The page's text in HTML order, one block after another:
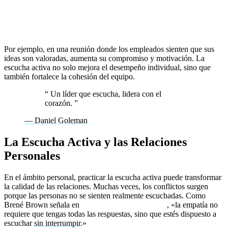
Por ejemplo, en una reunión donde los empleados sienten que sus
ideas son valoradas, aumenta su compromiso y motivación. La
escucha activa no solo mejora el desempeño individual, sino que
también fortalece la cohesión del equipo.
“ Un líder que escucha, lidera con el
corazón. ”
— Daniel Goleman
La Escucha Activa y las Relaciones
Personales
En el ámbito personal, practicar la escucha activa puede transformar
la calidad de las relaciones. Muchas veces, los conflictos surgen
porque las personas no se sienten realmente escuchadas. Como
Brené Brown señala en
, «la empatía no
requiere que tengas todas las respuestas, sino que estés dispuesto a
escucharsin interrumpir.»